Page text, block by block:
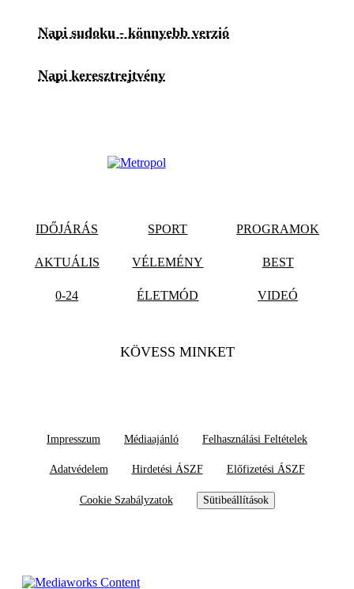
Napi sudoku - könnyebb verzió
Napi keresztrejtvény
IDŐJÁRÁS SPORT PROGRAMOK
AKTUÁLIS VÉLEMÉNY BEST
0-24 ÉLETMÓD VIDEÓ
KÖVESS MINKET
Impresszum Médiaajánló Felhasználási Feltételek
Adatvédelem Hirdetési ÁSZF Előfizetési ÁSZF
Cookie Szabályzatok Sütibeállítások